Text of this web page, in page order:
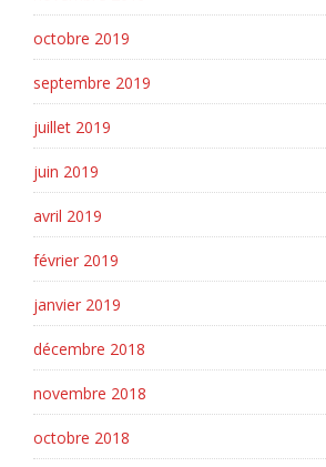
octobre 2019
septembre 2019
juillet 2019
juin 2019
avril 2019
février 2019
janvier 2019
décembre 2018
novembre 2018
octobre 2018